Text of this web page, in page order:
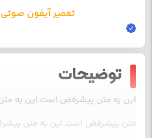
تعمیر آیفون
توضیحات
این یه متن پیشرفض است.این یه
متن پیشرفض است.این یه متن